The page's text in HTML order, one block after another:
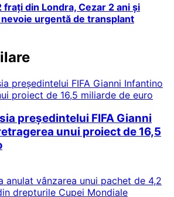
frați din Londra, Cezar 2 ani și
nevoie urgentă de transplant
președintelui FIFA Gianni
unui proiect de 16,5